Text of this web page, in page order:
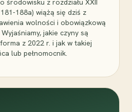
środowisku z rozdziału XXII
188a) wiążą się dziś z
wolności i obowiązkową
jakie czyny są
z 2022 r. i jak w takiej
lub pełnomocnik.